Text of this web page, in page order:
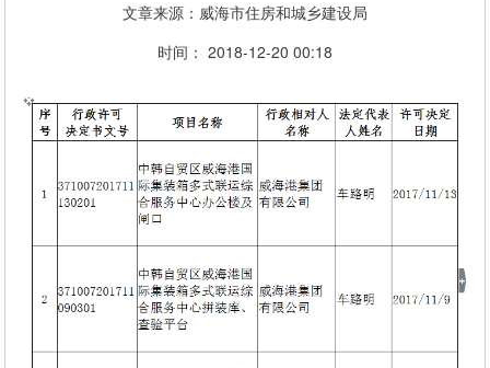
文章来源：威海市住房和城乡建设局
时间： 2018-12-20 00:18